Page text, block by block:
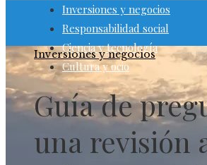
Inversiones y negocios
Responsabilidad social
Ciencia y tecnología
Cultura y ocio
Inversiones y negocios
Guía de
una revisión